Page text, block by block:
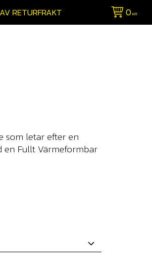
RETURFRAKT 0KR
som letar efter en
en Fullt Värmeformbar